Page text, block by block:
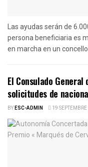
Las ayudas serán de
persona beneficiaria es
en marcha en un concello...
El Consulado General
solicitudes de
BYESC-ADMIN 19